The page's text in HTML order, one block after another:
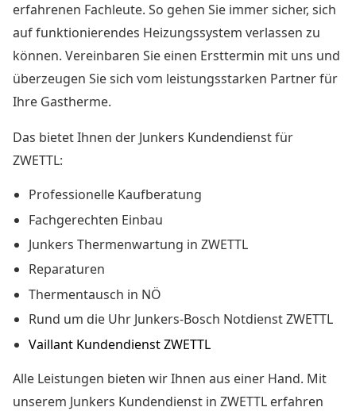
erfahrenen Fachleute. So gehen Sie immer sicher, sich
auf funktionierendes Heizungssystem verlassen zu
können. Vereinbaren Sie einen Ersttermin mit uns und
überzeugen Sie sich vom leistungsstarken Partner für
Ihre Gastherme.
Das bietet Ihnen der Junkers Kundendienst für
ZWETTL:
Professionelle Kaufberatung
Fachgerechten Einbau
Junkers Thermenwartung in ZWETTL
Reparaturen
Thermentausch in NÖ
Rund um die Uhr Junkers-Bosch Notdienst ZWETTL
Vaillant Kundendienst ZWETTL
Alle Leistungen bieten wir Ihnen aus einer Hand. Mit
unserem Junkers Kundendienst in ZWETTL erfahren